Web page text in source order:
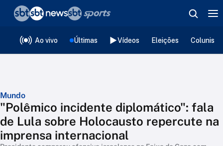
Ao vivo Últimas Vídeos Eleições
Mundo
"Polêmico incidente diplomático": fala
de Lula sobre Holocausto repercute na
imprensa internacional
❮voltar
Editorias